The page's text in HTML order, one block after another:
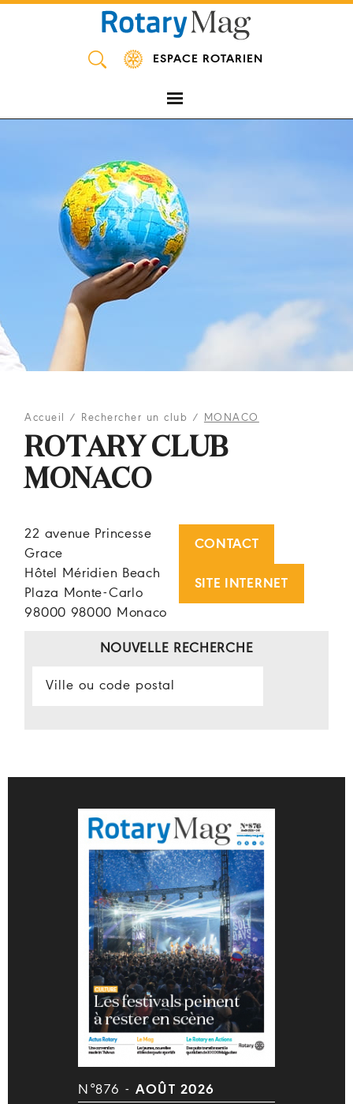
ESPACE ROTARIEN
Accueil / Rechercher un club / MONACO
ROTARY CLUB
MONACO
22 avenue Princesse
Grace
Hôtel Méridien Beach
Plaza Monte-Carlo
98000 98000 Monaco
CONTACT
SITE INTERNET
NOUVELLE RECHERCHE
N°876 - AOÛT 2026
Panneau de gestion des cookies